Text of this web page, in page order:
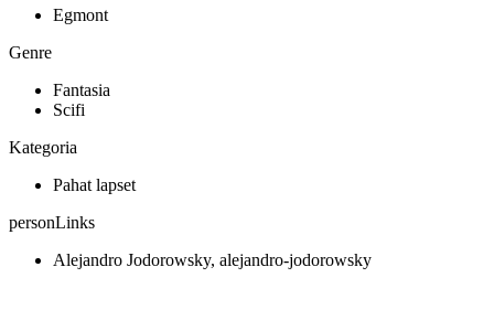
Egmont
Genre
Fantasia
Scifi
Kategoria
Pahat lapset
personLinks
Alejandro Jodorowsky, alejandro-jodorowsky